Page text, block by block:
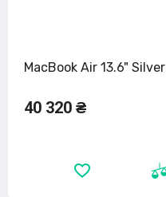
MacBook Air 13.6"
40 320 ₴